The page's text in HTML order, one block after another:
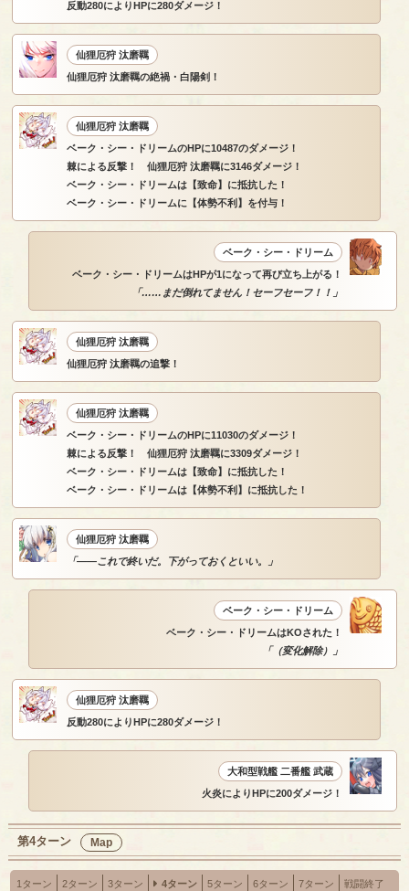
反動280によりHPに280ダメージ！
仙狸厄狩 汰磨羈
仙狸厄狩 汰磨羈の絶禍・白陽剣！
仙狸厄狩 汰磨羈
ベーク・シー・ドリームのHPに10487のダメージ！
棘による反撃！ 仙狸厄狩 汰磨羈に3146ダメージ！
ベーク・シー・ドリームは【致命】に抵抗した！
ベーク・シー・ドリームに【体勢不利】を付与！
ベーク・シー・ドリーム
ベーク・シー・ドリームはHPが1になって再び立ち上がる！
「……まだ倒れてません！セーフセーフ！！」
仙狸厄狩 汰磨羈
仙狸厄狩 汰磨羈の追撃！
仙狸厄狩 汰磨羈
ベーク・シー・ドリームのHPに11030のダメージ！
棘による反撃！ 仙狸厄狩 汰磨羈に3309ダメージ！
ベーク・シー・ドリームは【致命】に抵抗した！
ベーク・シー・ドリームは【体勢不利】に抵抗した！
仙狸厄狩 汰磨羈
「――これで終いだ。下がっておくといい。」
ベーク・シー・ドリーム
ベーク・シー・ドリームはKOされた！
「（変化解除）」
仙狸厄狩 汰磨羈
反動280によりHPに280ダメージ！
大和型戦艦 二番艦 武蔵
火炎によりHPに200ダメージ！
第4ターン Map
1ターン 2ターン 3ターン 4ターン 5ターン 6ターン 7ターン 戦闘終了